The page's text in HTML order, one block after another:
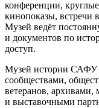
конференции,
кинопоказы, встречи
Музей ведёт
и документов по
доступ.
Музей истории САФУ
сообществами,
ветеранов, архивами,
и выставочными